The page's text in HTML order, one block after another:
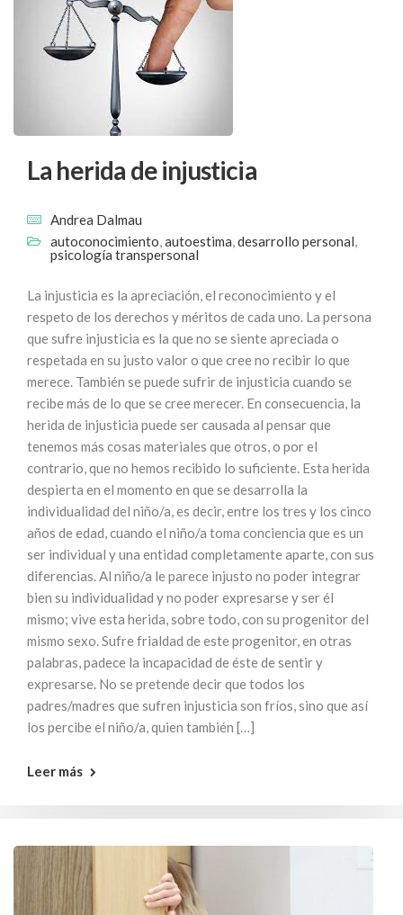
La herida de injusticia
Andrea Dalmau
autoconocimiento,autoestima,desarrollo personal,
psicología transpersonal
La injusticia es la apreciación, el reconocimiento y el
respeto de los derechos y méritos de cada uno. La persona
que sufre injusticia es la que no se siente apreciada o
respetada en su justo valor o que cree no recibir lo que
merece. También se puede sufrir de injusticia cuando se
recibe más de lo que se cree merecer. En consecuencia, la
herida de injusticia puede ser causada al pensar que
tenemos más cosas materiales que otros, o por el
contrario, que no hemos recibido lo suficiente. Esta herida
despierta en el momento en que se desarrolla la
individualidad del niño/a, es decir, entre los tres y los cinco
años de edad, cuando el niño/a toma conciencia que es un
ser individual y una entidad completamente aparte, con sus
diferencias. Al niño/a le parece injusto no poder integrar
bien su individualidad y no poder expresarse y ser él
mismo; vive esta herida, sobre todo, con su progenitor del
mismo sexo. Sufre frialdad de este progenitor, en otras
palabras, padece la incapacidad de éste de sentir y
expresarse. No se pretende decir que todos los
padres/madres que sufren injusticia son fríos, sino que así
los percibe el niño/a, quien también […]
Leer más